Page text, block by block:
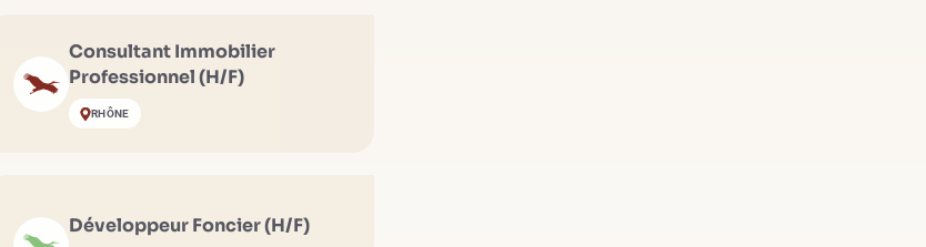
Consultant Immobilier
Professionnel (H/F)
RHÔNE
Développeur Foncier (H/F)